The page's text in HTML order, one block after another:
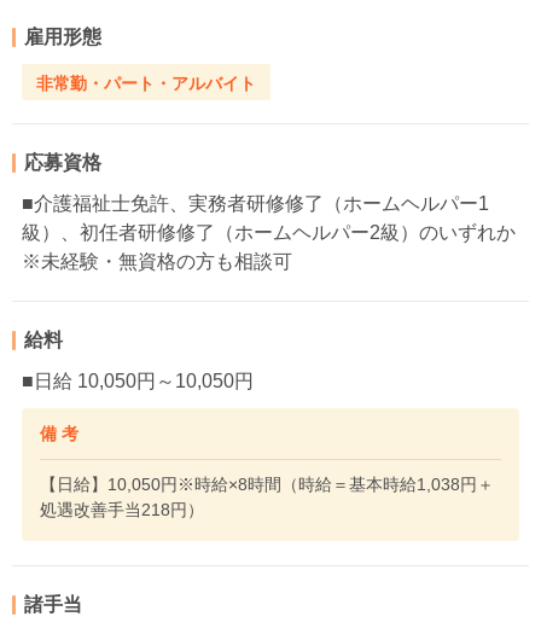
雇用形態
非常勤・パート・アルバイト
応募資格
■介護福祉士免許、実務者研修修了（ホームヘルパー1
級）、初任者研修修了（ホームヘルパー2級）のいずれか
※未経験・無資格の方も相談可
給料
■日給 10,050円～10,050円
備 考
【日給】10,050円※時給×8時間（時給＝基本時給1,038円＋
処遇改善手当218円）
諸手当